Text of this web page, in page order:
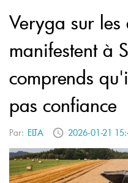
Veryga sur
manifestent à
comprends
pas confiance
Par: ELTA 2026-01-21